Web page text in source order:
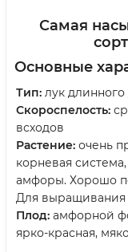
Самая
Основные
Тип: лук длинного
Скороспелость:
всходов
Растение: очень
корневая
амфоры. Хорошо
Для
Плод: амфорной
ярко-красная,